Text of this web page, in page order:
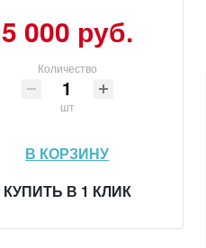
5 000 руб.
Количество
шт
В КОРЗИНУ
КУПИТЬ В 1 КЛИК